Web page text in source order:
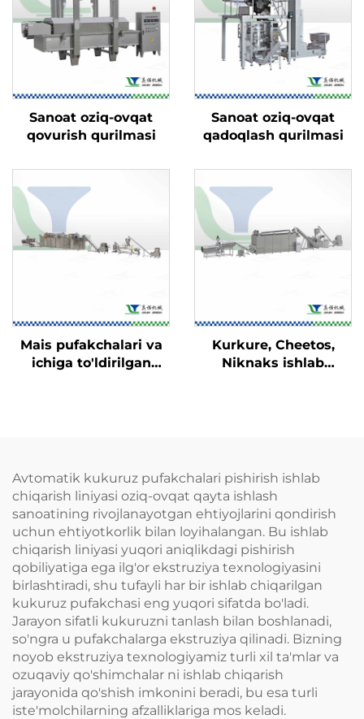
Sanoat oziq-ovqat
qovurish qurilmasi
Sanoat oziq-ovqat
qadoqlash qurilmasi
Mais pufakchalari va
ichiga to'ldirilgan
Kurkure, Cheetos,
Niknaks ishlab
Avtomatik kukuruz pufakchalari pishirish ishlab
chiqarish liniyasi oziq-ovqat qayta ishlash
sanoatining rivojlanayotgan ehtiyojlarini qondirish
uchun ehtiyotkorlik bilan loyihalangan. Bu ishlab
chiqarish liniyasi yuqori aniqlikdagi pishirish
qobiliyatiga ega ilg'or ekstruziya texnologiyasini
birlashtiradi, shu tufayli har bir ishlab chiqarilgan
kukuruz pufakchasi eng yuqori sifatda bo'ladi.
Jarayon sifatli kukuruzni tanlash bilan boshlanadi,
so'ngra u pufakchalarga ekstruziya qilinadi. Bizning
noyob ekstruziya texnologiyamiz turli xil ta'mlar va
ozuqaviy qo'shimchalar ni ishlab chiqarish
jarayonida qo'shish imkonini beradi, bu esa turli
iste'molchilarning afzalliklariga mos keladi.